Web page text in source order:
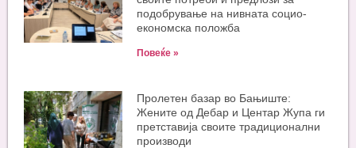
подобрување на нивната социо-
економска положба
Повеќе »
Пролетен базар во Бањиште:
Жените од Дебар и Центар Жупа ги
претставија своите традиционални
производи